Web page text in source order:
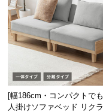
つ
て
梱
設
置
[幅186cm・コンパクトで
人掛けソファベッド リクラ